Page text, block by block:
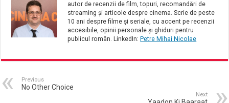
autor de recenzii de film, topuri, recomandări de
streaming și articole despre cinema. Scrie de peste
10 ani despre filme și seriale, cu accent pe recenzii
accesibile, opinii personale și ghiduri pentru
publicul român. LinkedIn: Petre Mihai Nicolae
Previous
No Other Choice
Next